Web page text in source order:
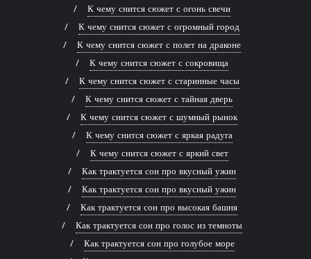
К чему снится сюжет с огонь свечи
К чему снится сюжет с огромный город
К чему снится сюжет с полет на драконе
К чему снится сюжет с сокровища
К чему снится сюжет с старинные часы
К чему снится сюжет с тайная дверь
К чему снится сюжет с шумный рынок
К чему снится сюжет с яркая радуга
К чему снится сюжет с яркий свет
Как трактуется сон про вкусный ужин
Как трактуется сон про вкусный ужин
Как трактуется сон про высокая башня
Как трактуется сон про голос из темноты
Как трактуется сон про голубое море